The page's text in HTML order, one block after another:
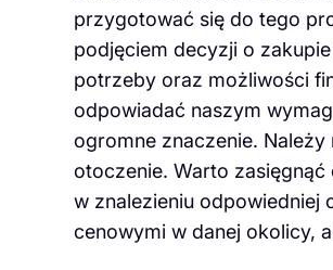
przygotować się do tego
podjęciem decyzji o
potrzeby oraz możliwości
odpowiadać naszym
ogromne znaczenie.
otoczenie. Warto
w znalezieniu odpowiedniej
cenowymi w danej okolicy,